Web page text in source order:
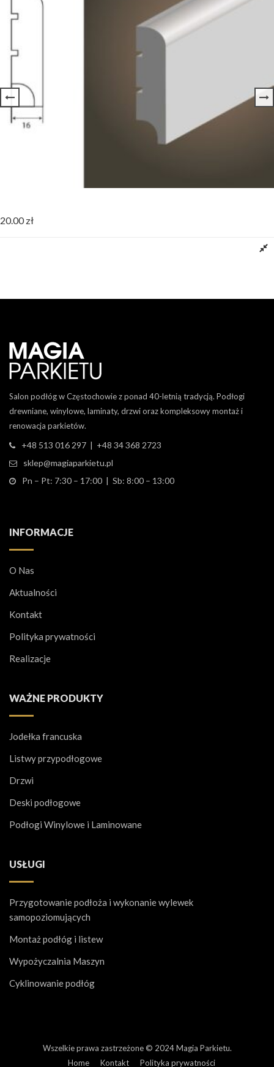
20.00zł
Salon podłóg w Częstochowie z ponad 40-letnią tradycją. Podłogi
drewniane, winylowe, laminaty, drzwi oraz kompleksowy montaż i
renowacja parkietów.
+48 513 016 297 | +48 34 368 2723
sklep@magiaparkietu.pl
Pn – Pt: 7:30 – 17:00 | Sb: 8:00 – 13:00
INFORMACJE
O Nas
Aktualności
Kontakt
Polityka prywatności
Realizacje
WAŻNE PRODUKTY
Jodełka francuska
Listwy przypodłogowe
Drzwi
Deski podłogowe
Podłogi Winylowe i Laminowane
USŁUGI
Przygotowanie podłoża i wykonanie wylewek
samopoziomujących
Montaż podłóg i listew
Wypożyczalnia Maszyn
Cyklinowanie podłóg
Wszelkie prawa zastrzeżone © 2024 Magia Parkietu.
Home
Kontakt Polityka prywatności